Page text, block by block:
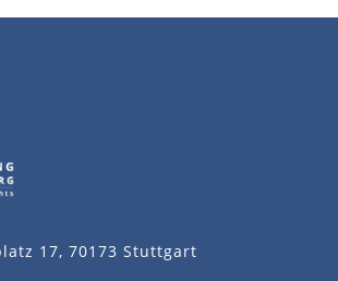
17, 70173 Stuttgart